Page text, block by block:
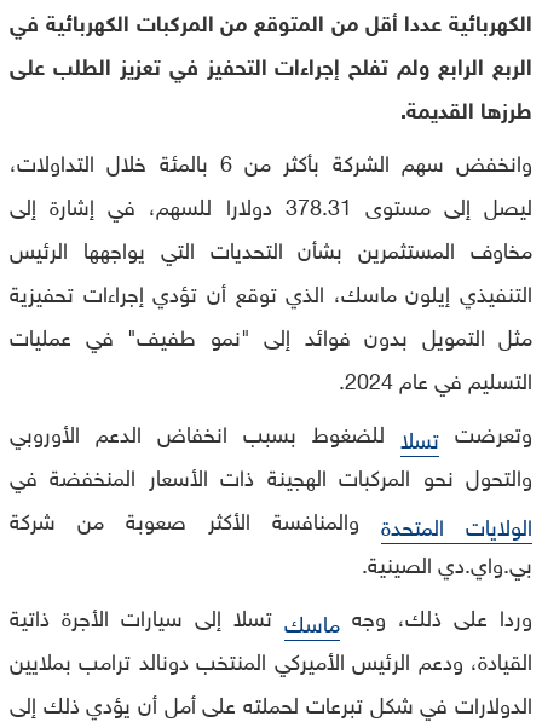
الكهربائية عددا أقل من المتوقع من المركبات الكهربائية في
الربع الرابع ولم تفلح إجراءات التحفيز في تعزيز الطلب على
طرزها القديمة.
وانخفض سهم الشركة بأكثر من 6 بالمئة خلال التداولات،
ليصل إلى مستوى 378.31 دولارا للسهم، في إشارة إلى
مخاوف المستثمرين بشأن التحديات التي يواجهها الرئيس
التنفيذي إيلون ماسك، الذي توقع أن تؤدي إجراءات تحفيزية
مثل التمويل بدون فوائد إلى "نمو طفيف" في عمليات
التسليم في عام 2024.
وتعرضت تسلا للضغوط بسبب انخفاض الدعم الأوروبي
والتحول نحو المركبات الهجينة ذات الأسعار المنخفضة في
الولايات المتحدة والمنافسة الأكثر صعوبة من شركة
بي.واي.دي الصينية.
وردا على ذلك، وجه ماسك تسلا إلى سيارات الأجرة ذاتية
القيادة، ودعم الرئيس الأميركي المنتخب دونالد ترامب بملايين
الدولارات في شكل تبرعات لحملته على أمل أن يؤدي ذلك إلى